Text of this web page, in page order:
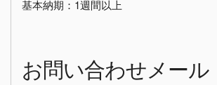
基本納期：1週間以上
お問い合わせメール